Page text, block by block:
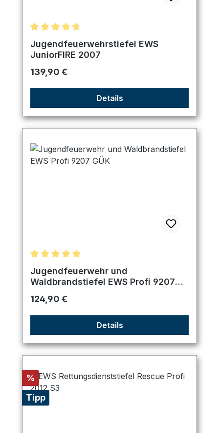
Durchschnittliche Bewertung von 4.67 von 5
Jugendfeuerwehrstiefel EWS
JuniorFIRE 2007
Regulärer Preis:
139,90 €
Details
Durchschnittliche Bewertung von 5 von 5 Sternen
Jugendfeuerwehr und
Waldbrandstiefel EWS Profi 9207
Regulärer Preis:
124,90 €
Details
Rabatt
%
Tipp